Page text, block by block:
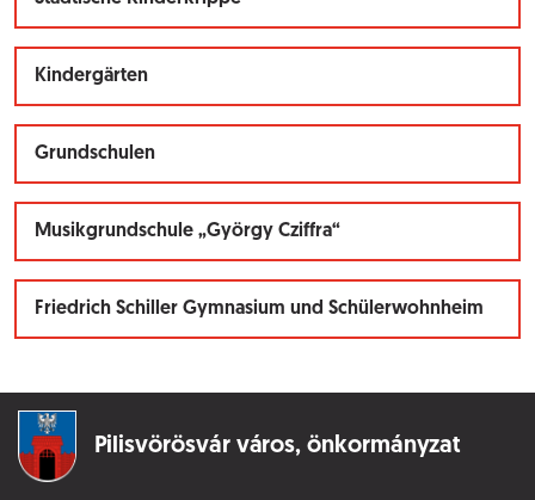
Kindergärten
Grundschulen
Musikgrundschule „György Cziffra“
Friedrich Schiller Gymnasium und Schülerwohnheim
Pilisvörösvár város, önkormányzat